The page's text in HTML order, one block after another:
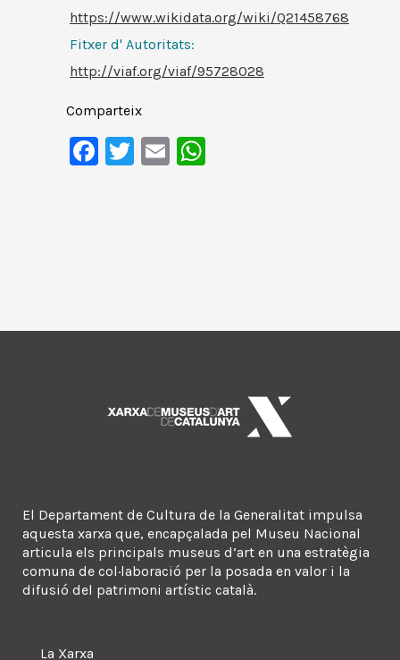
https://www.wikidata.org/wiki/Q21458768
Fitxer d' Autoritats:
http://viaf.org/viaf/95728028
Comparteix
Facebook
Twitter
Email
El Departament de Cultura de la Generalitat impulsa
aquesta xarxa que, encapçalada pel Museu Nacional
articula els principals museus d’art en una estratègia
comuna de col·laboració per la posada en valor i la
difusió del patrimoni artístic català.
La Xarxa